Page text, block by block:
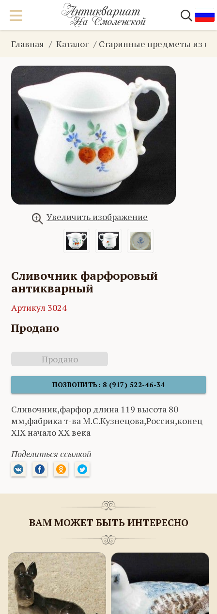
Главная Каталог Старинные предметы из
Увеличить изображение
Сливочник фарфоровый
антикварный
Артикул 3024
Продано
Продано
ПОЗВОНИТЬ: 8 (917) 522-46-34
Сливочник,фарфор длина 119 высота 80
мм,фабрика т-ва М.С.Кузнецова,Россия,конец
XIX начало XX века
Поделиться ссылкой
ВАМ МОЖЕТ БЫТЬ ИНТЕРЕСНО